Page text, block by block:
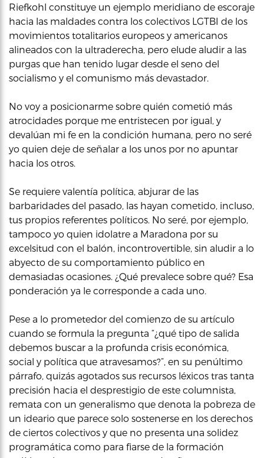
Riefkohl constituye un ejemplo meridiano de escoraje
hacia las maldades contra los colectivos LGTBI de los
movimientos totalitarios europeos y americanos
alineados con la ultraderecha, pero elude aludir a las
purgas que han tenido lugar desde el seno del
socialismo y el comunismo más devastador.
No voy a posicionarme sobre quién cometió más
atrocidades porque me entristecen por igual, y
devalúan mi fe en la condición humana, pero no seré
yo quien deje de señalar a los unos por no apuntar
hacia los otros.
Se requiere valentía política, abjurar de las
barbaridades del pasado, las hayan cometido, incluso,
tus propios referentes políticos. No seré, por ejemplo,
tampoco yo quien idolatre a Maradona por su
excelsitud con el balón, incontrovertible, sin aludir a lo
abyecto de su comportamiento público en
demasiadas ocasiones. ¿Qué prevalece sobre qué? Esa
ponderación ya le corresponde a cada uno.
Pese a lo prometedor del comienzo de su artículo
cuando se formula la pregunta “¿qué tipo de salida
debemos buscar a la profunda crisis económica,
social y política que atravesamos?”, en su penúltimo
párrafo, quizás agotados sus recursos léxicos tras tanta
precisión hacia el desprestigio de este columnista,
remata con un generalismo que denota la pobreza de
un ideario que parece solo sostenerse en los derechos
de ciertos colectivos y que no presenta una solidez
programática como para fiarse de la formación